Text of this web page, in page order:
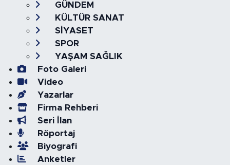
GÜNDEM
KÜLTÜR SANAT
SİYASET
SPOR
YAŞAM SAĞLIK
Foto Galeri
Video
Yazarlar
Firma Rehberi
Seri İlan
Röportaj
Biyografi
Anketler